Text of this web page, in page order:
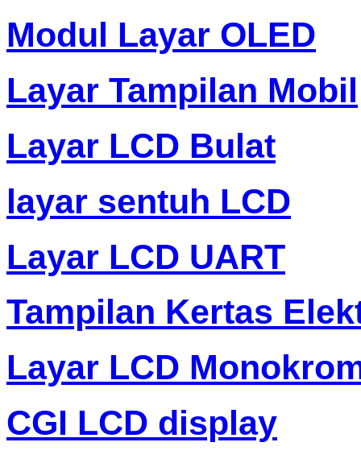
Modul Layar OLED
Layar Tampilan Mobil
Layar LCD Bulat
layar sentuh LCD
Layar LCD UART
Tampilan Kertas
Layar LCD
CGI LCD display